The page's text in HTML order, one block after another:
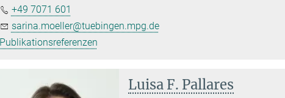
+49 7071 601
sarina.moeller@tuebingen.mpg.de
Publikationsreferenzen
Luisa F. Pallares